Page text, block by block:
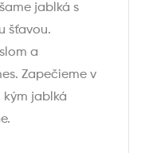
jablká s
šťavou.
a
Zapečieme v
kým jablká